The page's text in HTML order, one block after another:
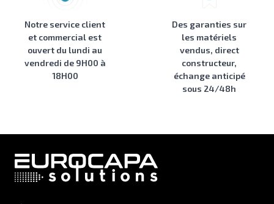
Notre service client
et commercial est
ouvert du lundi au
vendredi de 9H00 à
18H00
Des garanties sur
les matériels
vendus, direct
constructeur,
échange anticipé
sous 24/48h